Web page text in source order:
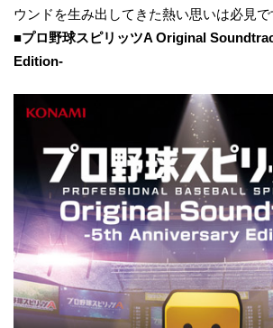
ウンドを生み出してきた熱い思いは必見で
■プロ野球スピリッツA Original
Edition-